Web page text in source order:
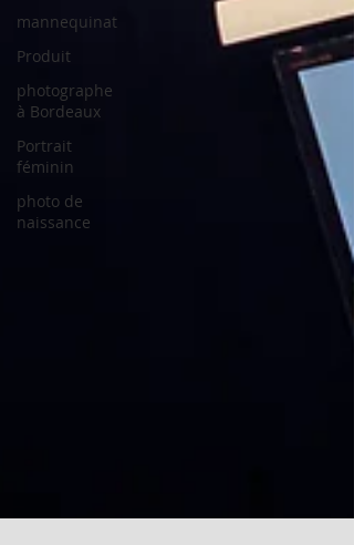
mannequinat
Produit
photographe
à Bordeaux
Portrait
féminin
photo de
naissance